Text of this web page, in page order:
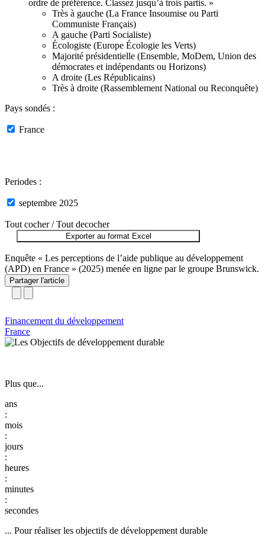
ordre de préférence. Classez jusqu’à trois partis. »
Très à gauche (La France Insoumise ou Parti
Communiste Français)
A gauche (Parti Socialiste)
Écologiste (Europe Écologie les Verts)
Majorité présidentielle (Ensemble, MoDem, Union des
démocrates et indépendants ou Horizons)
A droite (Les Républicains)
Très à droite (Rassemblement National ou Reconquête)
Pays sondés :
France
Periodes :
septembre 2025
Tout cocher / Tout decocher
Exporter au format Excel
Enquête « Les perceptions de l’aide publique au développement
(APD) en France » (2025) menée en ligne par le groupe Brunswick.
Partager l'article
Financement du développement
France
Plus que...
:
:
:
:
:
... Pour réaliser les objectifs de développement durable